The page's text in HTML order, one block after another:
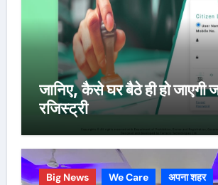
जानिए, कैसे घर बैठे ही हो जाएगी
रजिस्ट्री
Big News We Care अपना शहर